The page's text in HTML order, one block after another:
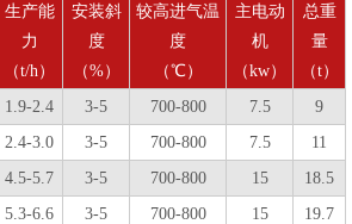
生产能
力
（t/h）
安装斜
度
（%）
较高进气温
度
（℃）
主电动
机
（kw）
总重
量
（t）
1.9-2.4 3-5 700-800 7.5
9
2.4-3.0 3-5 700-800 7.5
11
4.5-5.7 3-5 700-800 15
18.5
5.3-6.6 3-5 700-800 15
19.7